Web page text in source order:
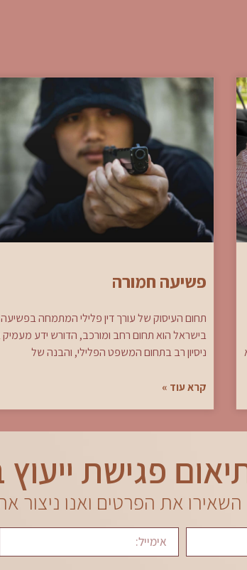
פשיעה חמורה
תחום העיסוק של עורך דין פלילי המתמחה
בישראל הוא תחום רחב ומורכב, הדורש ידע מעמיק
ניסיון רב בתחום המשפט הפלילי, והבנה של
קרא עוד »
פגישת
השאירו את הפרטים ואנו ניצור